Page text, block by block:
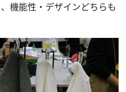
機能性・デザインどちらも